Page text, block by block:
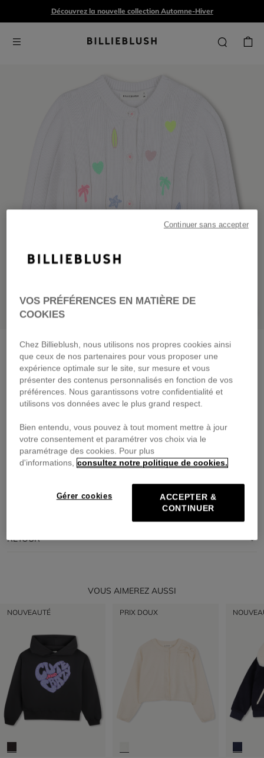
Découvrez la nouvelle collection Automne-Hiver
Gilet en maille blanc
dès 59,00 €
Payez en 4 fois sans frais avec
🔒Paiement sécurisé & retours faciles
DESCRIPTION
COMPOSITION
RETOUR
VOUS AIMEREZ AUSSI
NOUVEAUTÉ PRIX DOUX
VOS PRÉFÉRENCES EN MATIÈRE DE
COOKIES
Chez Billieblush, nous utilisons nos propres cookies ainsi
que ceux de nos partenaires pour vous proposer une
expérience optimale sur le site, sur mesure et vous
présenter des contenus personnalisés en fonction de vos
préférences. Nous garantissons votre confidentialité et
utilisons vos données avec le plus grand respect.
Bien entendu, vous pouvez à tout moment mettre à jour
votre consentement et paramétrer vos choix via le
paramétrage des cookies. Pour plus
d'informations,
consultez notre politique de cookies.
Gérer cookies
ACCEPTER &
CONTINUER
Continuer sans accepter